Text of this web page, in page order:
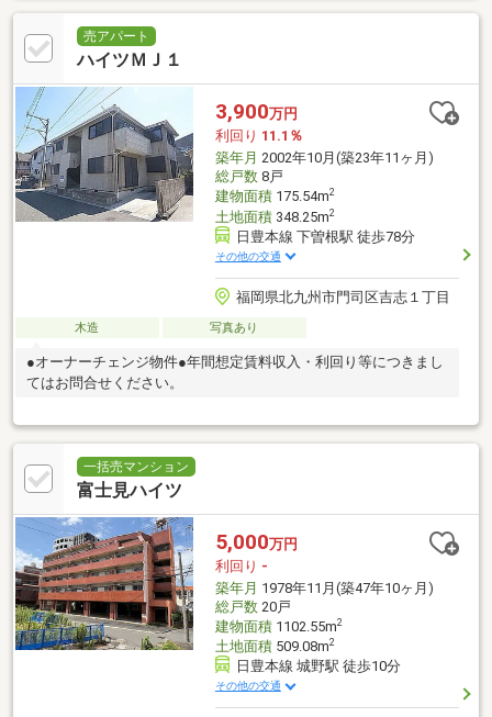
売アパート
ハイツＭＪ１
3,900万円
利回り 11.1％
築年月 2002年10月(築23年11ヶ月)
総戸数8戸
建物面積175.54m2
土地面積348.25m2
日豊本線 下曽根駅 徒歩78分
その他の交通
福岡県北九州市門司区吉志１丁目
木造 写真あり
●オーナーチェンジ物件●年間想定賃料収入・利回り等につきまし
てはお問合せください。
一括売マンション
富士見ハイツ
5,000万円
利回り -
築年月 1978年11月(築47年10ヶ月)
総戸数20戸
建物面積1102.55m2
土地面積509.08m2
日豊本線 城野駅 徒歩10分
その他の交通